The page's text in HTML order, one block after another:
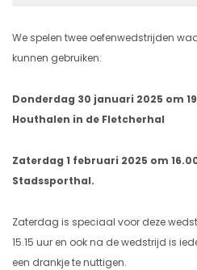
We spelen twee oefenwedstrijden
kunnen gebruiken:
Donderdag 30 januari 2025 om
Houthalen in de Fletcherhal
Zaterdag 1 februari 2025 om
Stadssporthal.
Zaterdag is speciaal voor deze
15.15 uur en ook na de wedstrijd is
een drankje te nuttigen.